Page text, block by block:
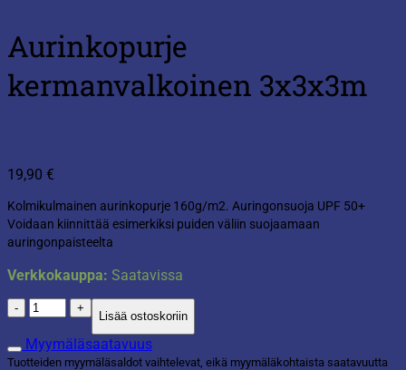
Aurinkopurje
kermanvalkoinen 3x3x3m
19,90 €
Kolmikulmainen aurinkopurje 160g/m2. Auringonsuoja UPF 50+
Voidaan kiinnittää esimerkiksi puiden väliin suojaamaan
auringonpaisteelta
Verkkokauppa: Saatavissa
Aurinkopurje
kermanvalkoinen
3x3x3m
määrä
Lisää ostoskoriin
Myymäläsaatavuus
Tuotteiden myymäläsaldot vaihtelevat, eikä myymäläkohtaista saatavuutta